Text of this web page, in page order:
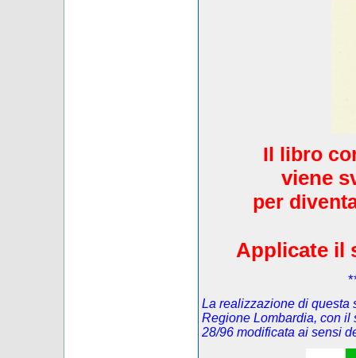
Il libro
viene
per
Applicate il
La realizzazione di questa
Regione Lombardia, con
28/96 modificata ai sensi